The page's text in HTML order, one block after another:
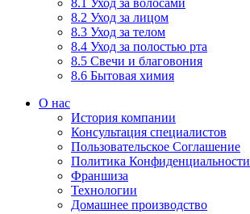
8.2 Уход за лицом
8.3 Уход за телом
8.4 Уход за полостью рта
8.5 Свечи и благовония
8.6 Бытовая химия
О нас
История компании
Консультация специалистов
Пользовательское Соглашение
Политика Конфиденциальности
Франшиза
Технологии
Домашнее производство